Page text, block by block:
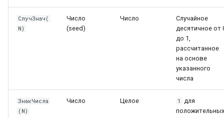
СлучЗнач(
N)
Число
(seed)
Число
Случайное
десятичное от
до 1,
рассчитанное
на основе
указанного
числа
ЗнакЧисла
(N)
Число Целое 1
для